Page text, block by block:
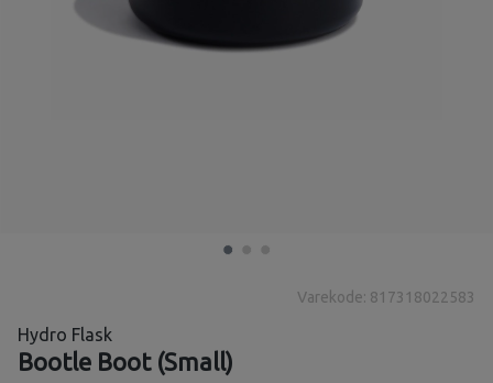
Varekode: 817318022583
Hydro Flask
Bootle Boot (Small)